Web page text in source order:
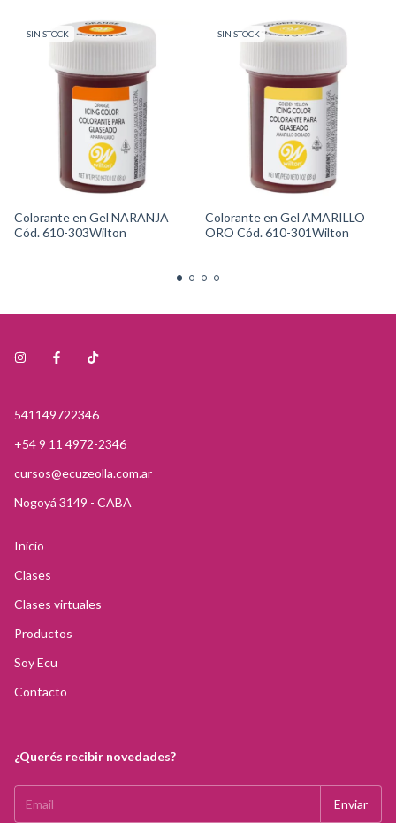
SIN STOCK
Colorante en Gel NARANJA
Cód. 610-303Wilton
SIN STOCK
Colorante en Gel AMARILLO
ORO Cód. 610-301Wilton
541149722346
+54 9 11 4972-2346
cursos@ecuzeolla.com.ar
Nogoyá 3149 - CABA
Inicio
Clases
Clases virtuales
Productos
Soy Ecu
Contacto
¿Querés recibir novedades?